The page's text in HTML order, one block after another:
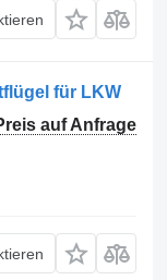
für LKW
auf Anfrage